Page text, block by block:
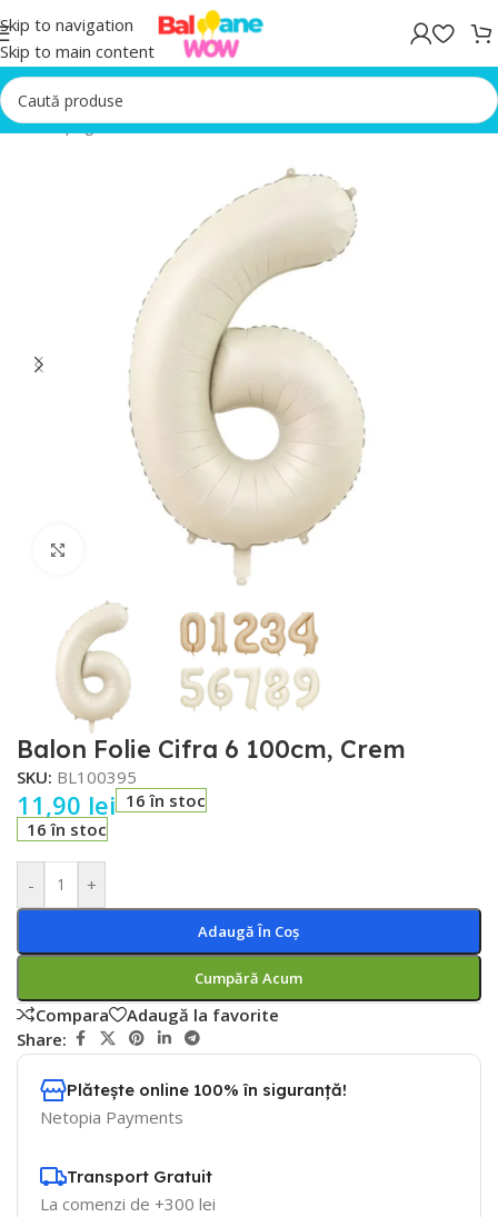
Skip to navigation
Skip to main content
Prima pagină/Baloane Cifra 6
Faceți click pentru a mări
Balon Folie Cifra 6 100cm, Crem
SKU: BL100395
11,90 lei 16 în stoc
16 în stoc
- +
Adaugă În Coș
Cumpără Acum
Compara
Adaugă la favorite
Share:
Plătește online 100% în siguranță!
Netopia Payments
Transport Gratuit
La comenzi de +300 lei